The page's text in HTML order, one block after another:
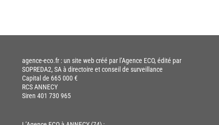
agence-eco.fr: un site web créé par l’Agence ECO, édité par
SOPREDA2, SA à directoire et conseil de surveillance
Capital de 665 000 €
RCS ANNECY
Siren 401 730 965